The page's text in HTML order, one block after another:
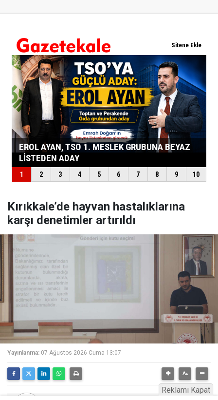
Kırıkkale’de hayvan hastalıklarına
karşı denetimler artırıldı
Yayınlanma: 07 Ağustos 2026 Cuma 13:07
Reklamı Kapat